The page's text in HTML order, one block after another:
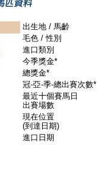
出生地 / 馬齡
毛色 / 性別
進口類別
今季獎金*
總獎金*
冠-亞-季-總出賽次數*
最近十個賽馬日
出賽場數
現在位置
(到達日期)
進口日期